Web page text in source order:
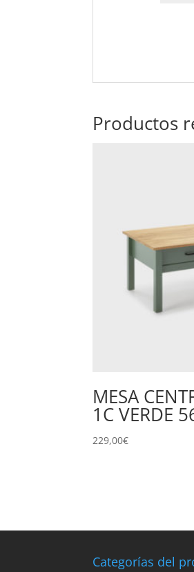
Productos
MESA
1C VERDE
229,00€
Categorías del